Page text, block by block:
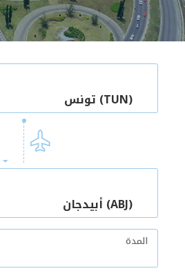
تونس (TUN)
أبيدجان (ABJ)
المدة